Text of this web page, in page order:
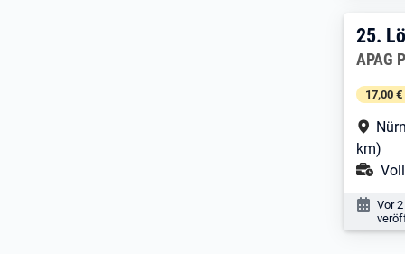
25.
25.
APAG
17,00
km)
Vor